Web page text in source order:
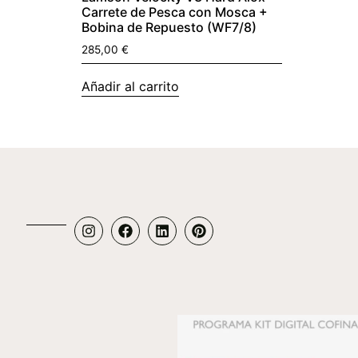
Carrete de Pesca con Mosca +
Bobina de Repuesto (WF7/8)
285,00 €
Añadir al carrito